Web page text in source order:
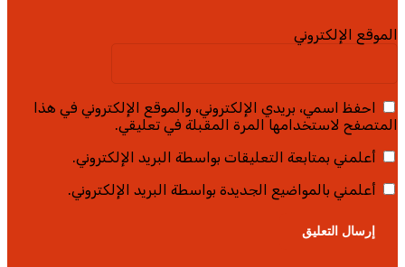
الإلكتروني
احفظ اسمي، بريدي الإلكتروني، والموقع الإلكتروني في هذا
لاستخدامها المرة المقبلة في تعليقي.
أعلمني بمتابعة التعليقات بواسطة البريد الإلكتروني.
أعلمني بالمواضيع الجديدة بواسطة البريد الإلكتروني.